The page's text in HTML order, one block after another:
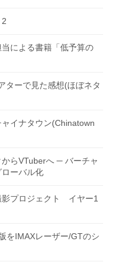
による書籍「低予算の
ターで見た感想(ほぼネタ
イナタウン(Chinatown
らVTuberへ ─ バーチャ
ーバル化
影プロジェクト イヤー1
をIMAXレーザー/GTのシ